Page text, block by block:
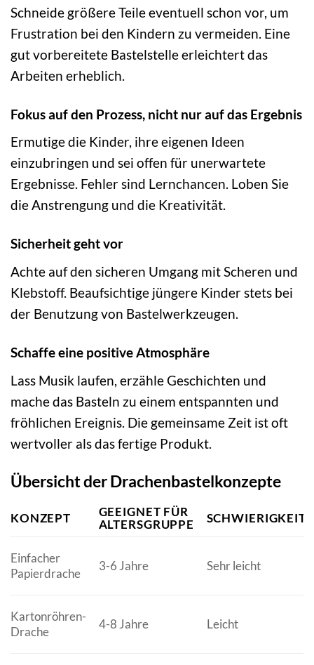
Schneide größere Teile eventuell schon vor, um
Frustration bei den Kindern zu vermeiden. Eine
gut vorbereitete Bastelstelle erleichtert das
Arbeiten erheblich.
Fokus auf den Prozess, nicht nur auf das Ergebnis
Ermutige die Kinder, ihre eigenen Ideen
einzubringen und sei offen für unerwartete
Ergebnisse. Fehler sind Lernchancen. Loben Sie
die Anstrengung und die Kreativität.
Sicherheit geht vor
Achte auf den sicheren Umgang mit Scheren und
Klebstoff. Beaufsichtige jüngere Kinder stets bei
der Benutzung von Bastelwerkzeugen.
Schaffe eine positive Atmosphäre
Lass Musik laufen, erzähle Geschichten und
mache das Basteln zu einem entspannten und
fröhlichen Ereignis. Die gemeinsame Zeit ist oft
wertvoller als das fertige Produkt.
Übersicht der Drachenbastelkonzepte
KONZEPT
GEEIGNET FÜR
ALTERSGRUPPE
Einfacher
Papierdrache
3-6 Jahre Sehr leicht
Kartonröhren-
Drache
4-8 Jahre Leicht